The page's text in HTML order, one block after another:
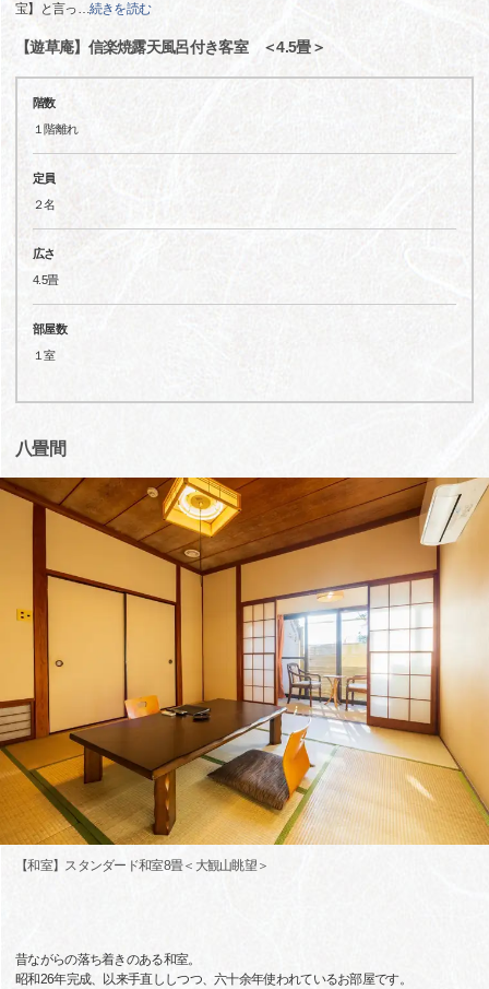
宝】と言っ…続きを読む
【遊草庵】信楽焼露天風呂付き客室 ＜4.5畳＞
階数
１階離れ
定員
２名
広さ
4.5畳
部屋数
１室
八畳間
【和室】スタンダード和室8畳＜大観山眺望＞
昔ながらの落ち着きのある和室。
昭和26年完成、以来手直ししつつ、六十余年使われているお部屋です。